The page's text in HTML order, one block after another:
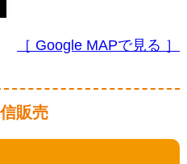
［ Google MAPで見る ］
販売